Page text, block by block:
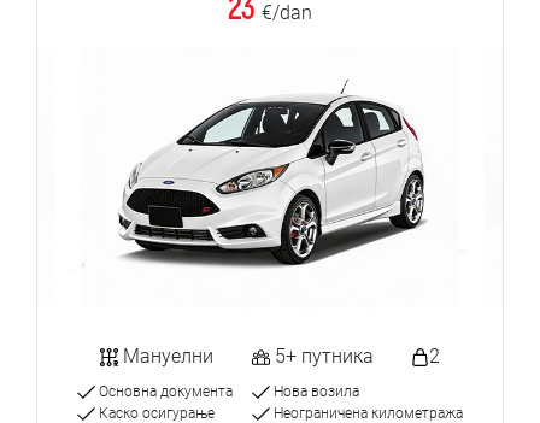
23 €/dan
Мануелни 5+ путника 2
Основна документа
Каско осигурање
Нова возила
Неограничена километража